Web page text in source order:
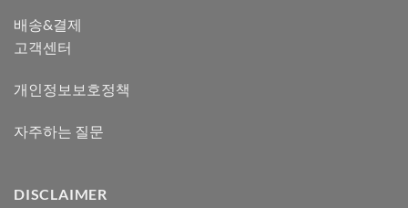
배송&결제
고객센터
개인정보보호정책
자주하는 질문
DISCLAIMER